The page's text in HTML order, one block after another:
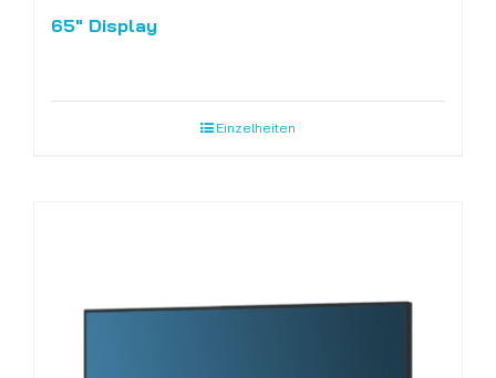
65″ Display
Einzelheiten